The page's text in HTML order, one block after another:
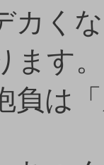
カく
す。
負は